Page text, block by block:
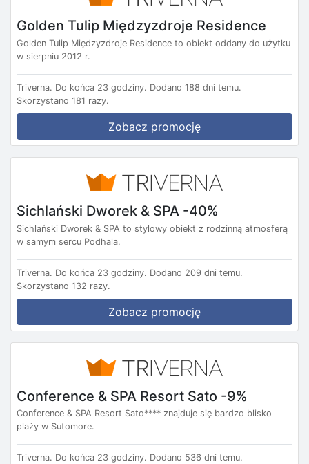
Golden Tulip Międzyzdroje Residence
Golden Tulip Międzyzdroje Residence to obiekt oddany do użytku
w sierpniu 2012 r.
Triverna. Do końca 23 godziny. Dodano 188 dni temu.
Skorzystano 181 razy.
Zobacz promocję
Sichlański Dworek & SPA -40%
Sichlański Dworek & SPA to stylowy obiekt z rodzinną atmosferą
w samym sercu Podhala.
Triverna. Do końca 23 godziny. Dodano 209 dni temu.
Skorzystano 132 razy.
Zobacz promocję
Conference & SPA Resort Sato -9%
Conference & SPA Resort Sato**** znajduje się bardzo blisko
plaży w Sutomore.
Triverna. Do końca 23 godziny. Dodano 536 dni temu.